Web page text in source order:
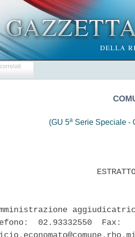
(GU 5a Serie Speciale -
02.93332550